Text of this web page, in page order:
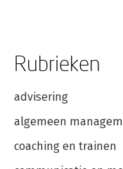
Rubrieken
advisering
algemeen
coaching en trainen